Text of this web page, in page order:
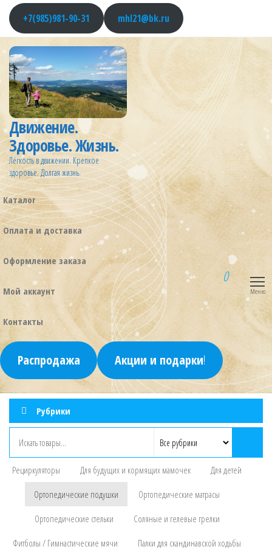
Перейти
содержимому
+7(985)981-90-31 mhl21@bk.ru
Движение.
Здоровье. Жизнь.
Лёгкость в движении. Крепкое
здоровье. Долгая жизнь.
Каталог
Оплата и доставка
Оформление заказа
Мой аккаунт
Контакты
Распродажа Акции и подарки!
0
Меню
Рубрики
Рециркуляторы Для будущих и кормящих мамочек
Для детей
Ортопедические подушки
Ортопедические матрасы
Ортопедические стельки
Соляные и гелевые грелки
Фитболы / Гимнастические мячи
Палки для скандинавской ходьбы